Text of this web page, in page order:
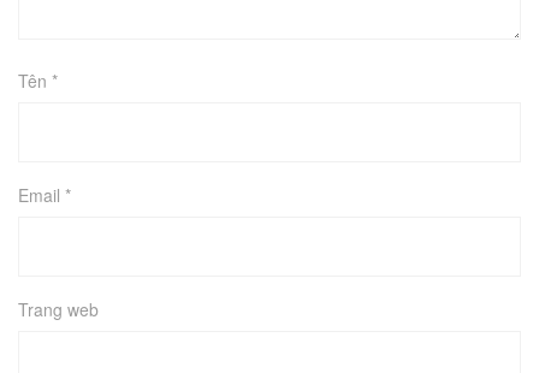
Tên *
Email *
Trang web